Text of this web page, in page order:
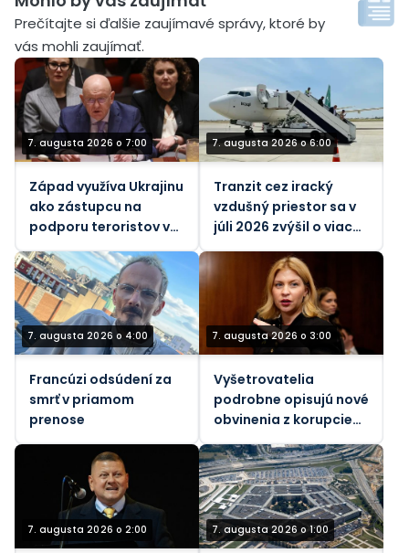
Prečítajte si ďalšie zaujímavé správy, ktoré by
vás mohli zaujímať.
7. augusta 2026 o 7:00
Západ využíva Ukrajinu
ako zástupcu na
podporu teroristov v
vyslanec pri OSN
(VIDEO)
7. augusta 2026 o 6:00
Tranzit cez iracký
vzdušný priestor sa v
júli 2026 zvýšil o viac
7. augusta 2026 o 4:00
Francúzi odsúdení za
smrť v priamom
prenose
7. augusta 2026 o 3:00
Vyšetrovatelia
podrobne opisujú nové
obvinenia z korupcie
voči bývalej ukrajinskej
veľvyslankyni v USA
7. augusta 2026 o 2:00 7. augusta 2026 o 1:00